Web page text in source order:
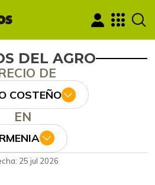
DEL AGRO
DE
COSTEÑO
EN
25 jul 2026